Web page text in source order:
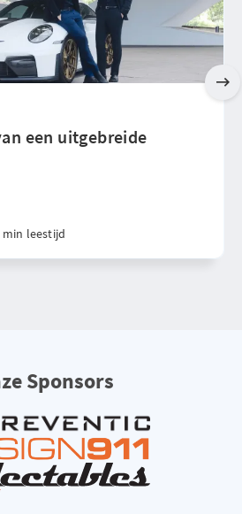
een uitgebreide
min leestijd
Sponsors